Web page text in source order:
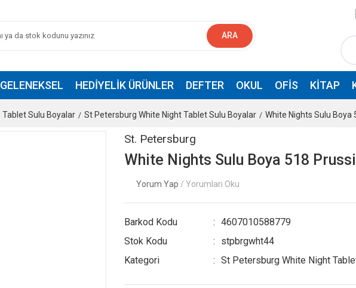
ARA
GELENEKSEL HEDIYELIK ÜRÜNLER DEFTER OKUL OFIS KITAP
Tablet Sulu Boyalar St Petersburg White Night Tablet Sulu Boyalar White Nights Sulu Boya
St. Petersburg
White Nights Sulu Boya 518
Yorum Yap / Yorumları Oku
Barkod Kodu
4607010588779
Stok Kodu
stpbrgwht44
Kategori
St Petersburg White Night